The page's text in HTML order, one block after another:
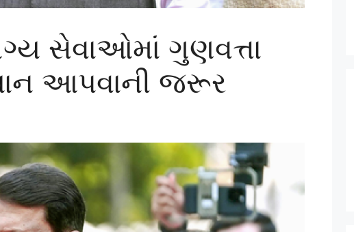
સેવાઓમાં ગુણવત્તા
આપવાની જરૂર